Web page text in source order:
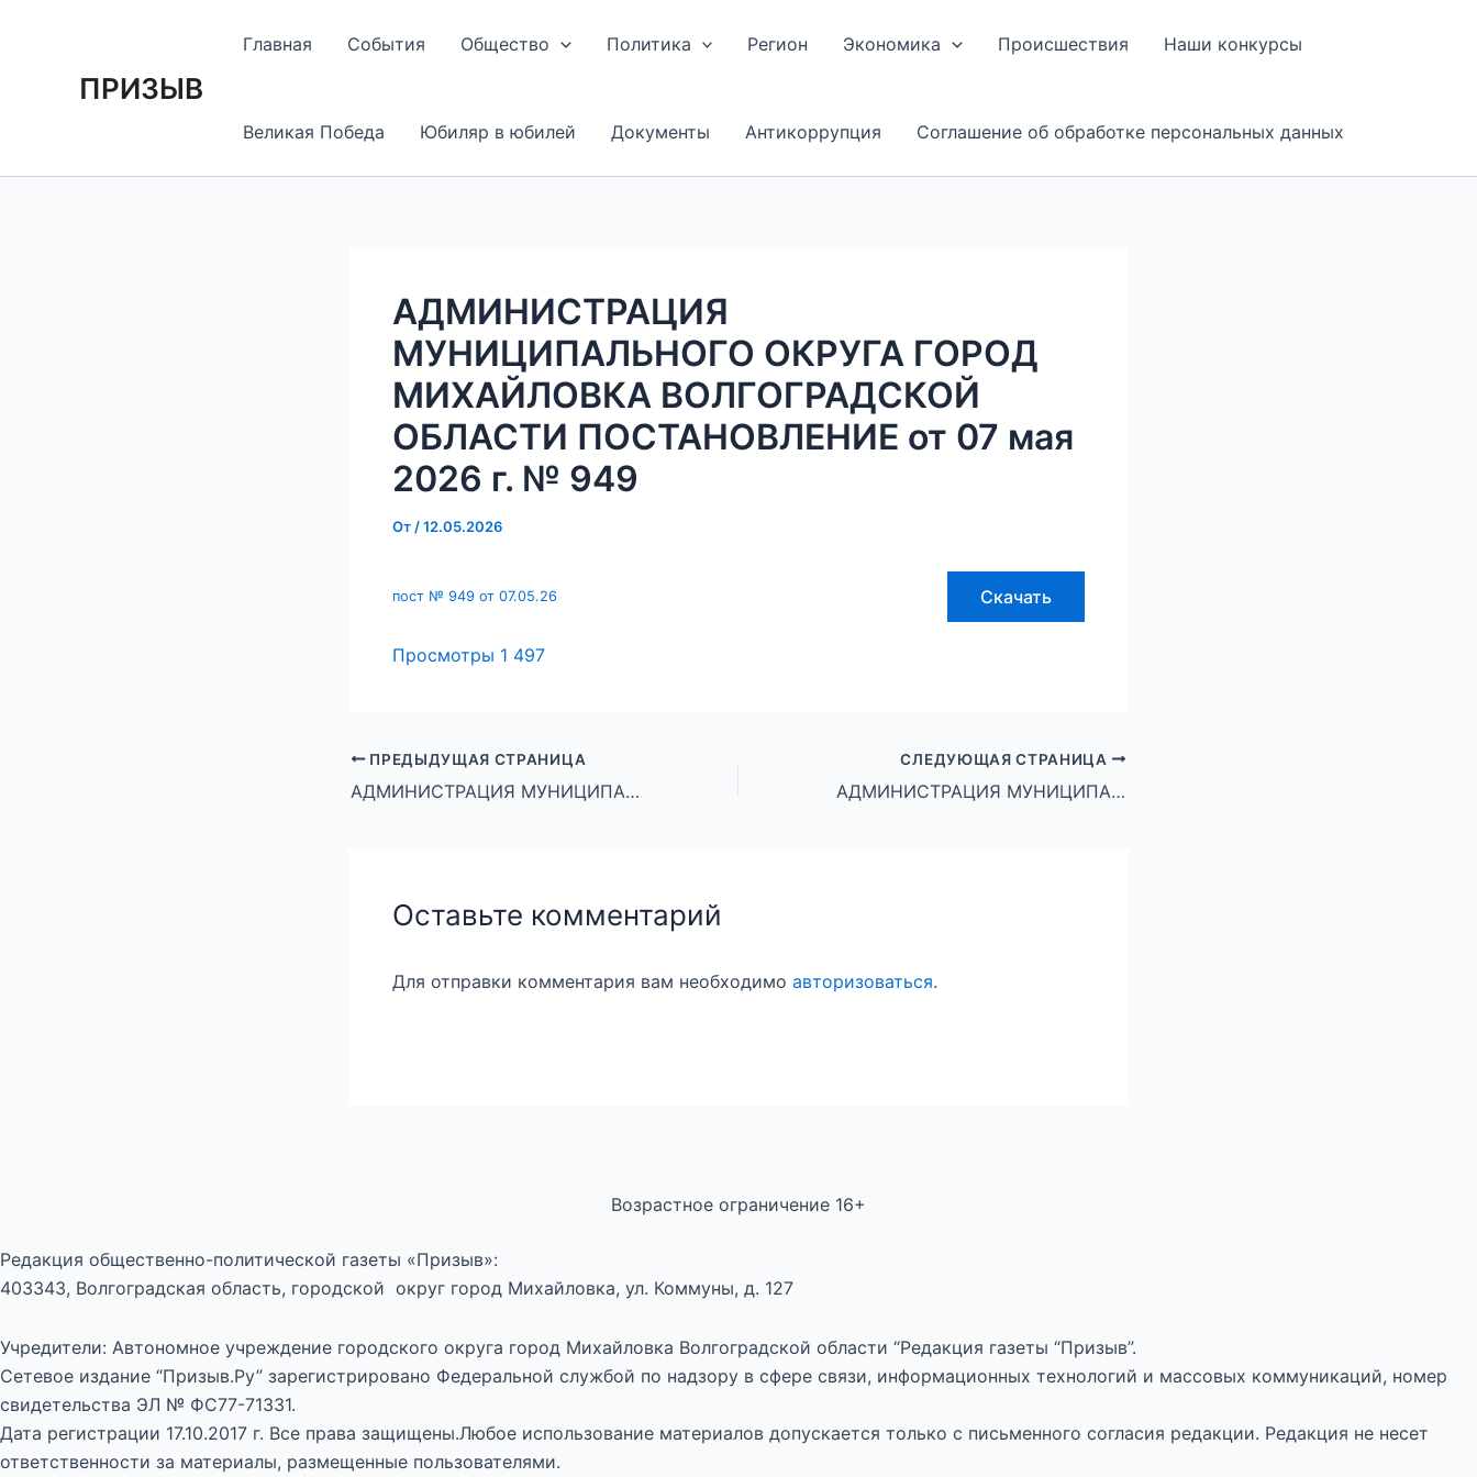
ПРИЗЫВ
Главная События Общество Политика Регион Экономика Происшествия Наши конкурсы
Великая Победа Юбиляр в юбилей Документы Антикоррупция Соглашение об обработке персональных данных
АДМИНИСТРАЦИЯ
МУНИЦИПАЛЬНОГО ОКРУГА ГОРОД
МИХАЙЛОВКА ВОЛГОГРАДСКОЙ
ОБЛАСТИ ПОСТАНОВЛЕНИЕ от 07 мая
2026 г. № 949
От /12.05.2026
пост № 949 от 07.05.26 Скачать
Просмотры 1 497
по
ПРЕДЫДУЩАЯ СТРАНИЦА
АДМИНИСТРАЦИЯ МУНИЦИПАЛЬНОГО ОКРУГА ГОРОД МИХАЙЛОВКА ВОЛГОГРАДСКОЙ ОБЛАСТИ ПОСТАНОВЛЕНИЕ от 06 мая 2026 г. № 944
СЛЕДУЮЩАЯ СТРАНИЦА
АДМИНИСТРАЦИЯ МУНИЦИПАЛЬНОГО ОКРУГА ГОРОД МИХАЙЛОВКА ВОЛГОГРАДСКОЙ ОБЛАСТИ ПОСТАНОВЛЕНИЕ от 07 мая 2026 г. № 950
Оставьте комментарий
Для отправки комментария вам необходимо авторизоваться.
Возрастное ограничение 16+
Редакция общественно-политической газеты «Призыв»:
403343, Волгоградская область, городской округ город Михайловка, ул. Коммуны, д. 127
Учредители: Автономное учреждение городского округа город Михайловка Волгоградской области “Редакция газеты “Призыв”.
Сетевое издание “Призыв.Ру” зарегистрировано Федеральной службой по надзору в сфере связи, информационных технологий и массовых коммуникаций, номер
свидетельства ЭЛ № ФС77-71331.
Дата регистрации 17.10.2017 г. Все права защищены.Любое использование материалов допускается только с письменного согласия редакции. Редакция не несет
ответственности за материалы, размещенные пользователями.